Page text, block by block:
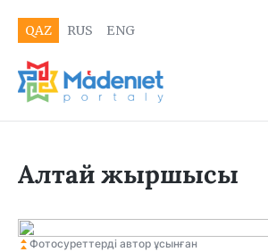
QAZ RUS ENG
Алтай жыршысы
Фотосуреттерді автор ұсынған